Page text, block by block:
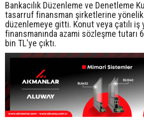
Bankacılık Düzenleme ve Denetleme
tasarruf finansman şirketlerine yönelik
düzenlemeye gitti. Konut veya çatılı iş
finansmanında azami sözleşme tutarı
bin TL'ye çıktı.